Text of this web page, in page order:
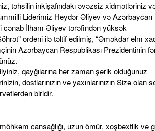
təhsilin inkişafındakı əvəzsiz xidmətləriniz
Liderimiz Heydər Əliyev və Azərbaycan
cənab İlham Əliyev tərəfindən yüksək
ordeni ilə təltif edilmiş, “Əməkdar elm
Azərbaycan Respublikası Prezidentinin
qayğılarına hər zaman şərik olduğunuz
dostlarınızın və yaxınlarınızın Sizə olan
biridir.
cansağlığı, uzun ömür, xoşbəxtlik və